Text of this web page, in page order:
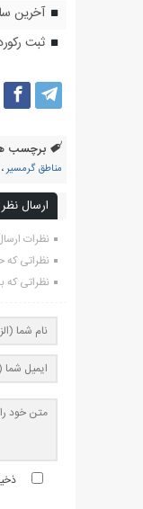
آخرین
ثبت
برچسب
مناطق گرمسیر ،
ارسال
نظرات
نظراتی که
نظراتی که